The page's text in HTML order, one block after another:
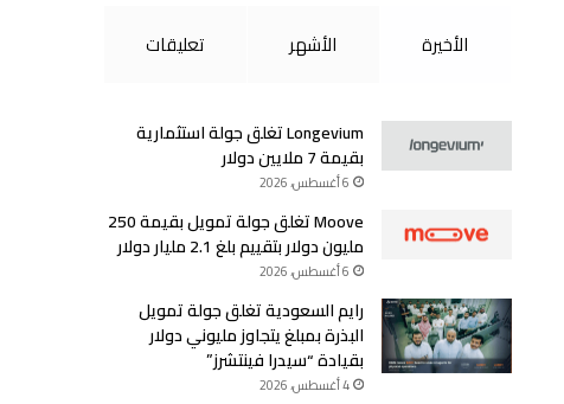
الأخيرة الأشهر تعليقات
Longevium تغلق جولة استثمارية
بقيمة 7 ملايين دولار
6 أغسطس، 2026
Moove تغلق جولة تمويل بقيمة 250
مليون دولار بتقييم بلغ 2.1 مليار دولار
6 أغسطس، 2026
رايم السعودية تغلق جولة تمويل
البذرة بمبلغ يتجاوز مليوني دولار
بقيادة “سيدرا فينتشرز”
4 أغسطس، 2026